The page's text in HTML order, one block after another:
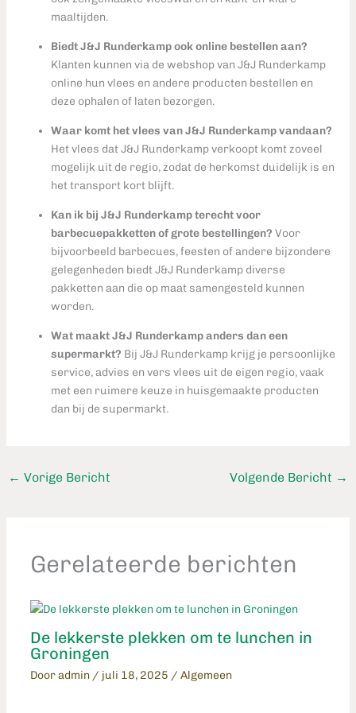
maaltijden.
Biedt J&J Runderkamp ook online bestellen aan?
Klanten kunnen via de webshop van J&J Runderkamp
online hun vlees en andere producten bestellen en
deze ophalen of laten bezorgen.
Waar komt het vlees van J&J Runderkamp vandaan?
Het vlees dat J&J Runderkamp verkoopt komt zoveel
mogelijk uit de regio, zodat de herkomst duidelijk is en
het transport kort blijft.
Kan ik bij J&J Runderkamp terecht voor
barbecuepakketten of grote bestellingen? Voor
bijvoorbeeld barbecues, feesten of andere bijzondere
gelegenheden biedt J&J Runderkamp diverse
pakketten aan die op maat samengesteld kunnen
worden.
Wat maakt J&J Runderkamp anders dan een
supermarkt? Bij J&J Runderkamp krijg je persoonlijke
service, advies en vers vlees uit de eigen regio, vaak
met een ruimere keuze in huisgemaakte producten
dan bij de supermarkt.
← Vorige Bericht Volgende Bericht →
Gerelateerde berichten
De lekkerste plekken om te lunchen in
Groningen
Door admin / juli 18, 2025 / Algemeen